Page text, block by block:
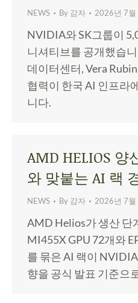
NEWS By 감자 2026년 7월
NVIDIA와 SK그룹이
니셔티브를 공개했습
데이터센터, Vera
협력이 한국 AI 인프라
니다.
AMD HELIOS 양
와 맞붙는 AI 랙
NEWS By 감자 2026년 7월
AMD Helios가 생산 단
MI455X GPU 72개와
를 묶은 AI 랙이
향을 공식 발표 기준으